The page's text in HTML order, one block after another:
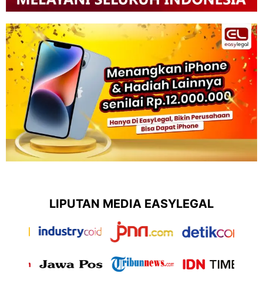
LIPUTAN MEDIA EASYLEGAL